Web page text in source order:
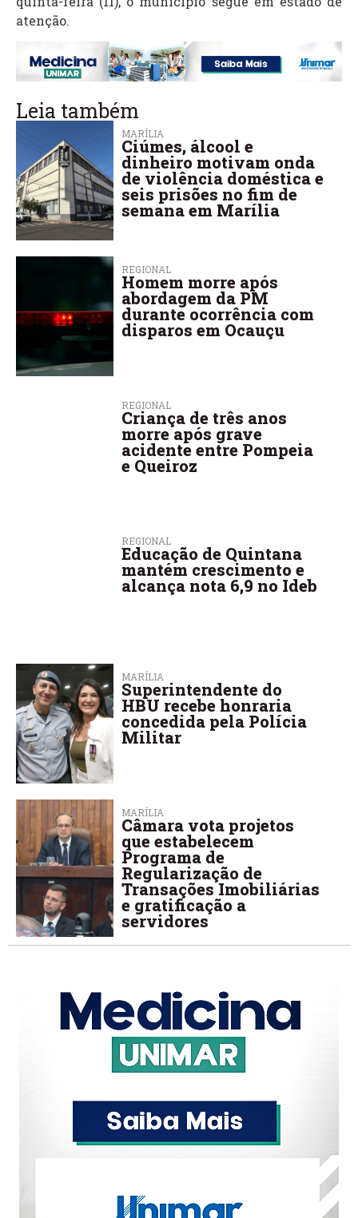
atenção.
Leia também
MARÍLIA
Ciúmes, álcool e
dinheiro motivam onda
de violência doméstica e
seis prisões no fim de
semana em Marília
REGIONAL
Homem morre após
abordagem da PM
durante ocorrência com
disparos em Ocauçu
REGIONAL
Criança de três anos
morre após grave
acidente entre Pompeia
e Queiroz
REGIONAL
Educação de Quintana
mantém crescimento e
alcança nota 6,9 no Ideb
MARÍLIA
Superintendente do
HBU recebe honraria
concedida pela Polícia
Militar
MARÍLIA
Câmara vota projetos
que estabelecem
Programa de
Regularização de
Transações Imobiliárias
e gratificação a
servidores